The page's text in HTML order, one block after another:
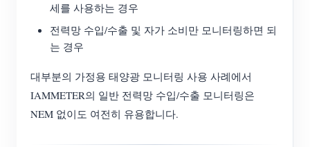
세를 사용하는 경우
전력망 수입/수출 및 자가 소비만 모니터링하면 되
는 경우
대부분의 가정용 태양광 모니터링 사용 사례에서
IAMMETER의 일반 전력망 수입/수출 모니터링은
NEM 없이도 여전히 유용합니다.